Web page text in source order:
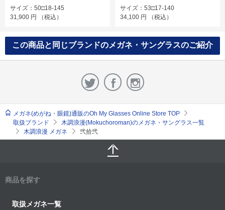
サイズ：50□18-145
31,900 円 （税込）
サイズ：53□17-140
34,100 円 （税込）
この商品と同じブランドのメガネ・サングラスのご紹介
メガネ(めがね・眼鏡)通販のOh My Glasses Online Store TOP
取扱ブランド
木調浪漫(Mokuchoroman)のメガネ・サングラス一覧
木調浪漫 メガネ
弐拾弐
商品を探す
取扱メガネ一覧